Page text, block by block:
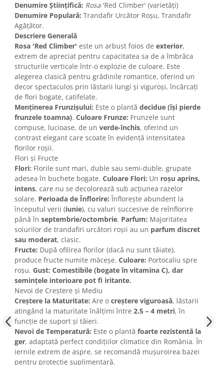
Denumire Științifică: Rosa 'Red Climber' (varietăți)
Denumire Populară: Trandafir Urcător Roșu, Trandafir
Agățător.
Descriere Generală
Rosa 'Red Climber' este un arbust foios de exterior,
extrem de apreciat pentru capacitatea sa de a îmbrăca
structurile verticale într-o explozie de culoare. Este
alegerea clasică pentru grădinile romantice, oferind un
decor spectaculos prin lăstarii lungi și viguroși, încărcați
de flori bogate, catifelate.
Menținerea Frunzișului: Este o plantă decidue (își pierde
frunzele toamna). Culoare Frunze: Frunzele sunt
compuse, lucioase, de un verde-închis, oferind un
contrast elegant care scoate în evidență intensitatea
florilor roșii.
Flori și Fructe
Flori: Florile sunt mari, duble sau semi-duble, grupate
adesea în buchete bogate. Culoare Flori: Un roșu aprins,
intens, care nu se decolorează sub acțiunea razelor
solare. Perioada de Înflorire: Înflorește abundent la
începutul verii (iunie), cu valuri succesive de reînflorire
până în septembrie/octombrie. Parfum: Majoritatea
soiurilor de trandafiri urcători roșii au un parfum discret
sau moderat, clasic.
Fructe: După ofilirea florilor (dacă nu sunt tăiate),
produce fructe numite măceșe. Culoare: Portocaliu spre
roșu. Gust: Comestibile (bogate în vitamina C), dar
semințele interioare pot fi iritante.
Nevoi de Creștere și Mediu
Creștere la Maturitate: Are o creștere viguroasă, lăstarii
atingând la maturitate înălțimi între 2.5 – 4 metri, în
funcție de suport și tăieri.
Nevoi de Temperatură: Este o plantă foarte rezistentă la
ger, adaptată perfect condițiilor climatice din România. În
iernile extrem de aspre, se recomandă mușuroirea bazei
pentru protecție suplimentară.